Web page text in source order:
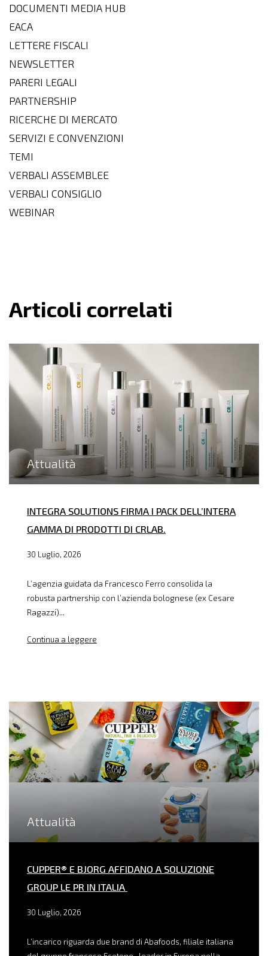
DOCUMENTI MEDIA HUB
EACA
LETTERE FISCALI
NEWSLETTER
PARERI LEGALI
PARTNERSHIP
RICERCHE DI MERCATO
SERVIZI E CONVENZIONI
TEMI
VERBALI ASSEMBLEE
VERBALI CONSIGLIO
WEBINAR
Articoli correlati
Attualità
INTEGRA SOLUTIONS FIRMA I PACK DELL’INTERA
GAMMA DI PRODOTTI DI CRLAB.
30 Luglio, 2026
L’agenzia guidata da Francesco Ferro consolida la
robusta partnership con l’azienda bolognese (ex Cesare
Ragazzi)...
Continua a leggere
Attualità
CUPPER® E BJORG AFFIDANO A SOLUZIONE
GROUP LE PR IN ITALIA
30 Luglio, 2026
L’incarico riguarda due brand di Abafoods, filiale italiana